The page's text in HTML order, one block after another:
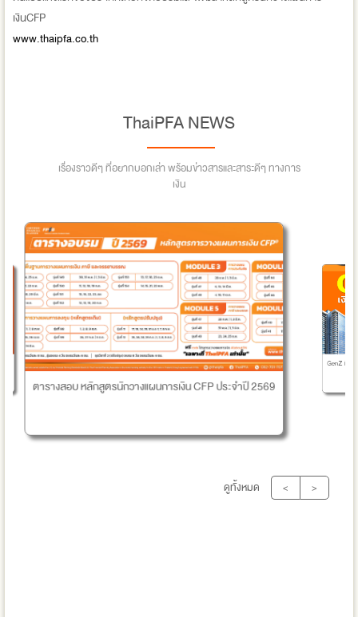
เงินCFP
www.thaipfa.co.th
ThaiPFA NEWS
เรื่องราวดีๆ ที่อยากบอกเล่า พร้อมข่าวสารและสาระดีๆ ทางการ
เงิน
กวางแผนการเงิน CFP ประจำปี 2569 GenZ เงินเดือน 15,000 ไหวมั้ย?
ดูทั้งหมด < >